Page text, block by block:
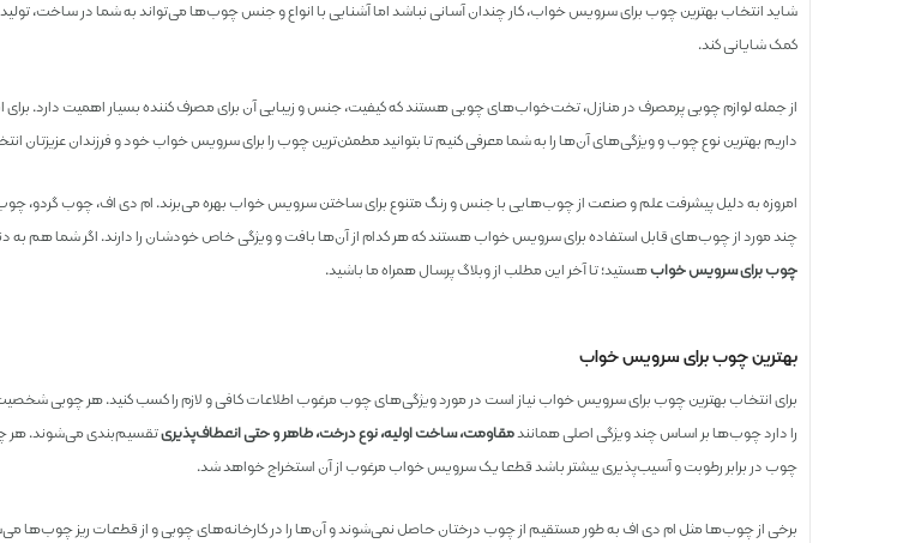
شاید انتخاب بهترین چوب برای سرویس خواب، کار چندان آسانی نباشد اما آشنایی با انواع و جنس چوب‌ها می‌تواند به شما در ساخت،
کمک شایانی کند.
از جمله لوازم چوبی پرمصرف در منازل، تخت‌خواب‌های چوبی هستند که کیفیت، جنس و زیبایی آن برای مصرف کننده بسیار اهمیت دارد.
داریم بهترین نوع چوب و ویژگی‌‌های آن‌ها را به شما معرفی کنیم تا بتوانید مطمئن‌ترین چوب را برای سرویس خواب خود و فرزندان عزیزتان
امروزه به دلیل پیشرفت‌ علم و صنعت از چوب‌هایی با جنس و رنگ متنوع برای ساختن سرویس خواب بهره می‌برند. ام دی اف، چوب گردو، چوب
چند مورد از چوب‌های قابل استفاده برای سرویس خواب هستند که هر کدام از آن‌ها بافت و ویژگی خاص خودشان را دارند. اگر شما هم به
چوب برای سرویس خوابهستید؛ تا آخر این مطلب از وبلاگ پرسال همراه ما باشید.
بهترین چوب برای سرویس خواب
برای انتخاب بهترین چوب برای سرویس خواب نیاز است در مورد ویژگی‌های چوب مرغوب اطلاعات کافی و لازم را کسب کنید. هر چوبی
را دارد چوب‌ها بر اساس چند ویژگی اصلی همانندمقاومت، ساخت اولیه، نوع درخت، ظاهر و حتی انعطاف‌پذیریتقسیم‌بندی می‌شوند. هر
چوب در برابر رطوبت و آسیب‌پذیری بیشتر باشد قطعا یک سرویس خواب مرغوب از آن استخراج خواهد شد.
برخی از چوب‌ها مثل ام دی اف به طور مستقیم از چوب درختان حاصل نمی‌شوند و آن‌ها را در کارخانه‌های چوبی و از قطعات ریز چوب‌ها